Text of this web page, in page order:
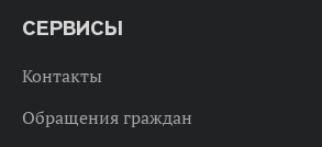
СЕРВИСЫ
Контакты
Обращения граждан